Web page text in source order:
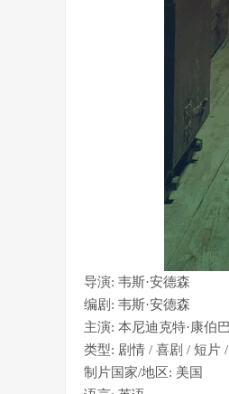
导演: 韦斯·安德森
编剧: 韦斯·安德森
主演: 本尼迪克特·康伯
类型: 剧情 / 喜剧 / 短片 /
制片国家/地区: 美国